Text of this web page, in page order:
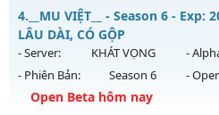
Thể loại: Mu Nguyên bản
Antihack: Anti Vip bắt hack tuyệt
Mu Sài Gòn - Miễn phí 99.99%
Mu mới ra tháng 08 2026 - Mở
ngày 05/08/2626
Exp: 9999x - Drop: 20%
Kiểu reset: Reset In Game
4. __MU VIỆT__ - Season 6 -
LÂU DÀI, CÓ GỘP
- Server: KHÁT VỌNG -
- Phiên Bản:
Season 6 -
Open Beta hôm nay